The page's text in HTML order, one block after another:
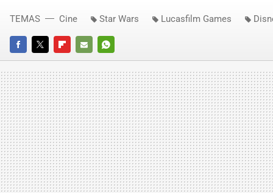
FACEBOOKTWITTERFLIPBOARD
E-
MAIL
WHATSAPP
TEMAS Cine Star Wars Lucasfilm Games